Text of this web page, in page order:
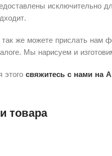
исключительно
же можете прислать нам
Мы нарисуем и
этого свяжитесь с нами на
товара